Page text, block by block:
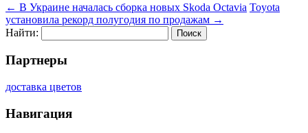
← В Украине началась сборка новых Skoda Octavia Toyota
установила рекорд полугодия по продажам →
Найти:
Партнеры
доставка цветов
Навигация